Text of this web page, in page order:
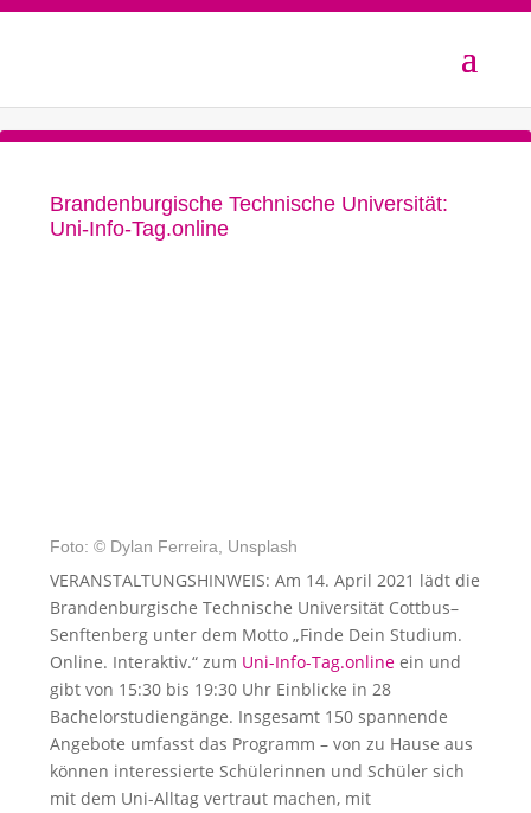
Brandenburgische Technische Universität:
Uni-Info-Tag.online
Foto: © Dylan Ferreira, Unsplash
VERANSTALTUNGSHINWEIS: Am 14. April 2021 lädt die
Brandenburgische Technische Universität Cottbus–
Senftenberg unter dem Motto „Finde Dein Studium.
Online. Interaktiv.“ zum Uni-Info-Tag.online ein und
gibt von 15:30 bis 19:30 Uhr Einblicke in 28
Bachelorstudiengänge. Insgesamt 150 spannende
Angebote umfasst das Programm – von zu Hause aus
können interessierte Schülerinnen und Schüler sich
mit dem Uni-Alltag vertraut machen, mit